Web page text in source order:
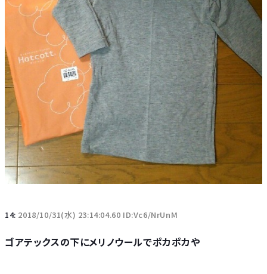
14: 2018/10/31(水) 23:14:04.60 ID:Vc6/NrUnM
ゴアテックスの下にメリノウールでポカポカや